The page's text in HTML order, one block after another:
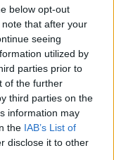
below opt-out
that after your
seeing
utilized by
parties prior to
of the further
third parties on the
information may
the IAB’s List of
disclose it to other
sans vidéo
sans vidéo